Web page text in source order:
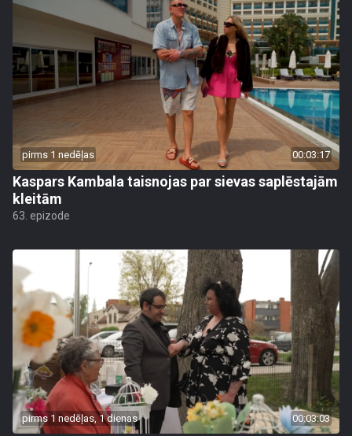
pirms 1 nedēļas 00:03:17
Kaspars Kambala taisnojas par sievas saplēstajām
kleitām
63. epizode
pirms 1 nedēļas, 1 dienas 00:03:03